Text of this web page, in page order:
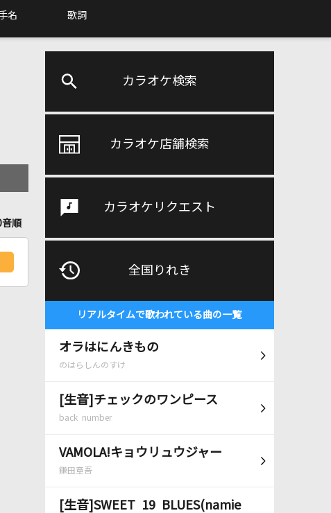
名 歌詞
カラオケ検索
カラオケ店舗検索
カラオケリクエスト
全国りれき
リアルタイムで歌われている曲の一覧
オラはにんきもの
のはらしんのすけ
[生音]チェックのワンピース
back number
VAMOLA!キョウリュウジャー
鎌田章吾
[生音]SWEET 19 BLUES(namie
音順